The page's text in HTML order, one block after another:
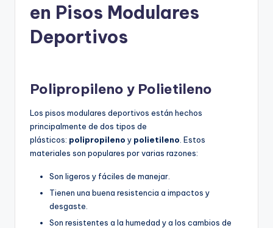
en Pisos Modulares
Deportivos
Polipropileno y Polietileno
Los pisos modulares deportivos están hechos
principalmente de dos tipos de
plásticos: polipropileno y polietileno . Estos
materiales son populares por varias razones:
Son ligeros y fáciles de manejar.
Tienen una buena resistencia a impactos y
desgaste.
Son resistentes a la humedad y a los cambios de